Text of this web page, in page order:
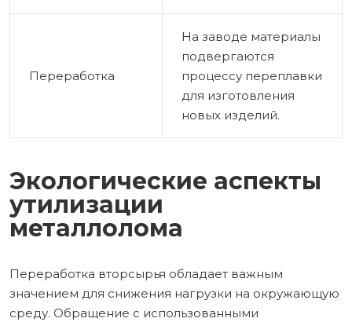
Переработка
На заводе материалы
подвергаются
процессу переплавки
для изготовления
новых изделий.
Экологические аспекты
утилизации
металлолома
Переработка вторсырья обладает важным
значением для снижения нагрузки на окружающую
среду. Обращение с использованными